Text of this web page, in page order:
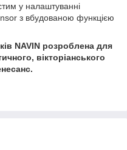
у налаштуванні
з вбудованою функцією
NAVIN розроблена для
вікторіанського